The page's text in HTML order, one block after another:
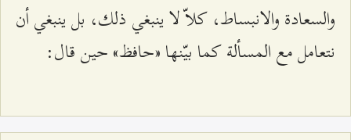
والسعادة والانبساط، كلاّ لا ينبغي ذلك، بل ينبغي أن
نتعامل مع المسألة كما بيّنها «حافظ» حين قال: